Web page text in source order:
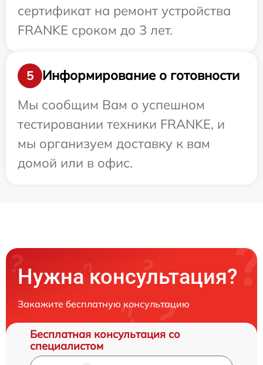
сертификат на ремонт устройства
FRANKE сроком до 3 лет.
5
Информирование о готовности
Мы сообщим Вам о успешном
тестировании техники FRANKE, и
мы организуем доставку к вам
домой или в офис.
Нужна консультация?
Закажите бесплатную консультацию
Бесплатная консультация со
специалистом